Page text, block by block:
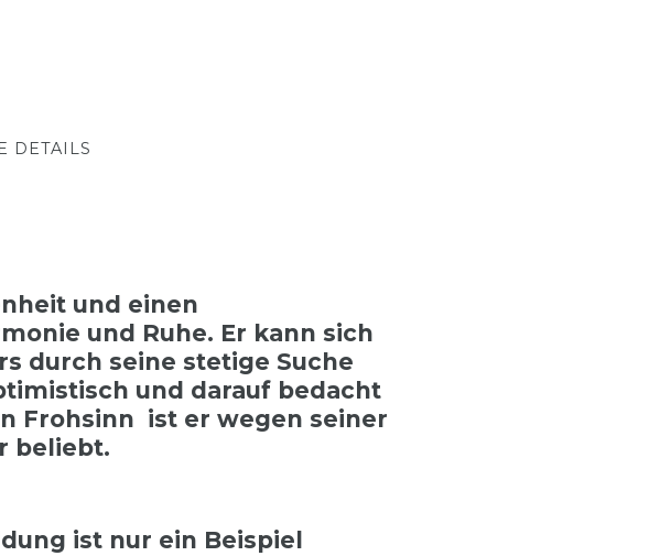
DETAILS
und einen
und Ruhe. Er kann sich
durch seine stetige Suche
und darauf bedacht
Frohsinn ist er wegen seiner
beliebt.
ist nur ein Beispiel